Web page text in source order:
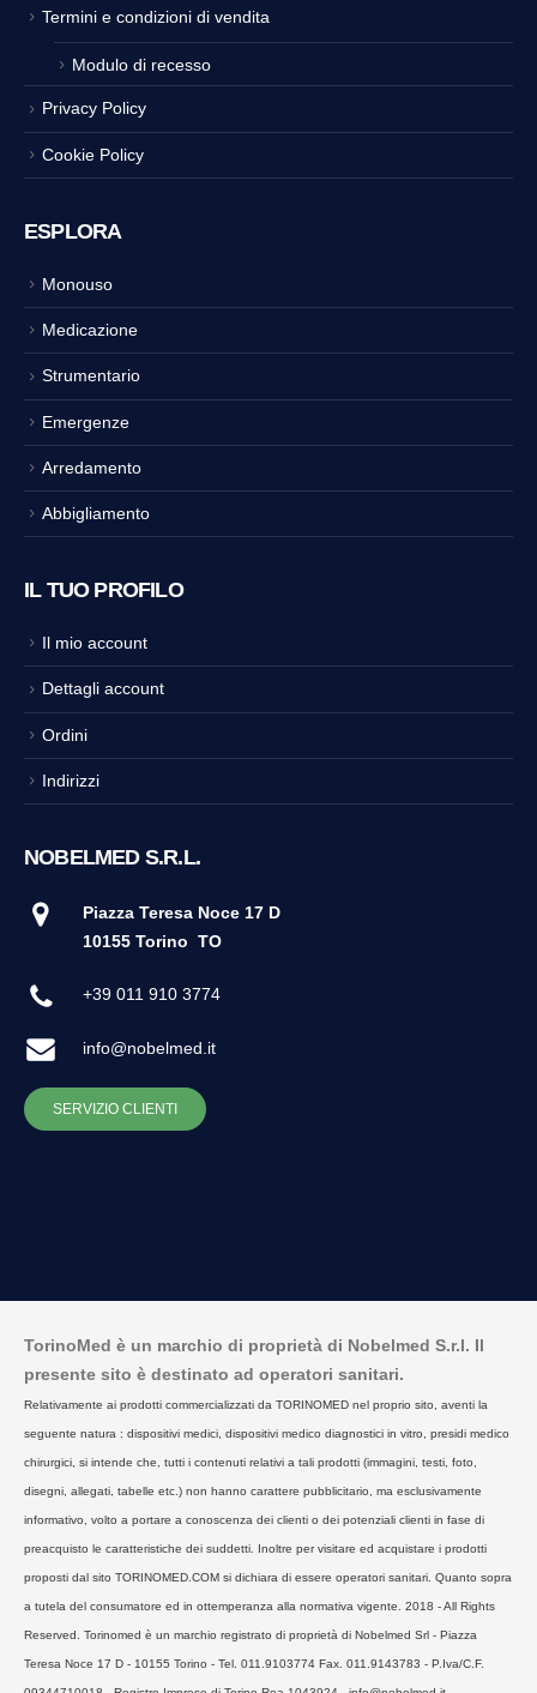
Termini e condizioni di vendita
Modulo di recesso
Privacy Policy
Cookie Policy
ESPLORA
Monouso
Medicazione
Strumentario
Emergenze
Arredamento
Abbigliamento
IL TUO PROFILO
Il mio account
Dettagli account
Ordini
Indirizzi
NOBELMED S.R.L.
Piazza Teresa Noce 17 D
10155 Torino TO
+39 011 910 3774
info@nobelmed.it
SERVIZIO CLIENTI
TorinoMed è un marchio di proprietà di Nobelmed S.r.l. Il
presente sito è destinato ad operatori sanitari.
Relativamente ai prodotti commercializzati da TORINOMED nel proprio sito, aventi la
seguente natura : dispositivi medici, dispositivi medico diagnostici in vitro, presidi medico
chirurgici, si intende che, tutti i contenuti relativi a tali prodotti (immagini, testi, foto,
disegni, allegati, tabelle etc.) non hanno carattere pubblicitario, ma esclusivamente
informativo, volto a portare a conoscenza dei clienti o dei potenziali clienti in fase di
preacquisto le caratteristiche dei suddetti. Inoltre per visitare ed acquistare i prodotti
proposti dal sito TORINOMED.COM si dichiara di essere operatori sanitari. Quanto sopra
a tutela del consumatore ed in ottemperanza alla normativa vigente. 2018 - All Rights
Reserved. Torinomed è un marchio registrato di proprietà di Nobelmed Srl - Piazza
Teresa Noce 17 D - 10155 Torino - Tel. 011.9103774 Fax. 011.9143783 - P.Iva/C.F.